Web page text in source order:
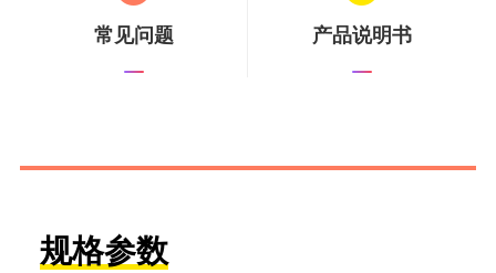
常见问题 产品说明书
规格参数